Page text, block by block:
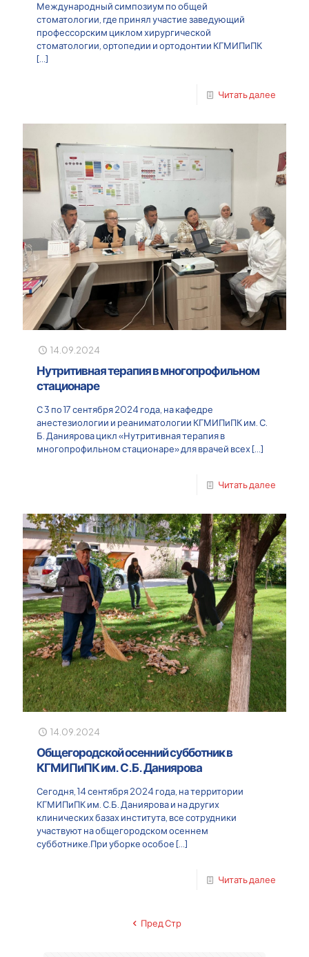
Международный симпозиум по общей
стоматологии, где принял участие заведующий
профессорским циклом хирургической
стоматологии, ортопедии и ортодонтии КГМИПиПК
[…]
Читать далее
14.09.2024
Нутритивная терапия в многопрофильном
стационаре
С 3 по 17 сентября 2024 года, на кафедре
анестезиологии и реаниматологии КГМИПиПК им. С.
Б. Даниярова цикл «Нутритивная терапия в
многопрофильном стационаре» для врачей всех[…]
Читать далее
14.09.2024
Общегородской осенний субботник в
КГМИПиПК им. С.Б. Даниярова
Сегодня, 14 сентября 2024 года, на территории
КГМИПиПК им. С.Б. Даниярова и на других
клинических базах института, все сотрудники
участвуют на общегородском осеннем
субботнике.При уборке особое[…]
Читать далее
Пред Стр